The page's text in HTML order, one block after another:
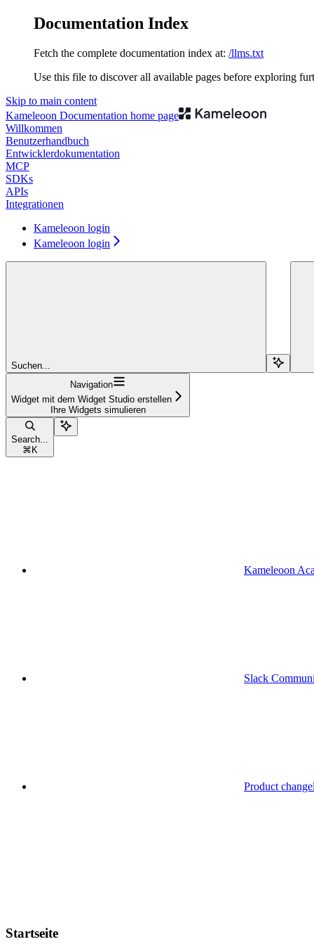
Documentation Index
Fetch the complete documentation index at: /llms.txt
Use this file to discover all available pages before exploring
Skip to main content
Kameleoon Documentation home page
Willkommen
Benutzerhandbuch
Entwicklerdokumentation
MCP
SDKs
APIs
Integrationen
Kameleoon login
Kameleoon login
Suchen...
Navigation
Widget mit dem Widget Studio erstellen
Ihre Widgets simulieren
Search...
⌘ K
Kameleoon
Slack
Product
Startseite